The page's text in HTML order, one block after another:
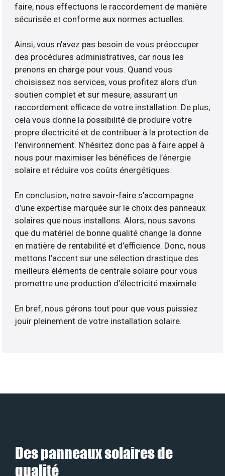
faire, nous effectuons le raccordement de manière
sécurisée et conforme aux normes actuelles.
Ainsi, vous n’avez pas besoin de vous préoccuper
des procédures administratives, car nous les
prenons en charge pour vous. Quand vous
choisissez nos services, vous profitez alors d’un
soutien complet et sur mesure, assurant un
raccordement efficace de votre installation. De plus,
cela vous donne la possibilité de produire votre
propre électricité et de contribuer à la protection de
l’environnement. N’hésitez donc pas à faire appel à
nous pour maximiser les bénéfices de l’énergie
solaire et réduire vos coûts énergétiques.
En conclusion, notre savoir-faire s’accompagne
d’une expertise marquée sur le choix des panneaux
solaires que nous installons. Alors, nous savons
que du matériel de bonne qualité change la donne
en matière de rentabilité et d’efficience. Donc, nous
mettons l’accent sur une sélection drastique des
meilleurs éléments de centrale solaire pour vous
promettre une production d’électricité maximale.
En bref, nous gérons tout pour que vous puissiez
jouir pleinement de votre installation solaire.
Des panneaux solaires de
qualité